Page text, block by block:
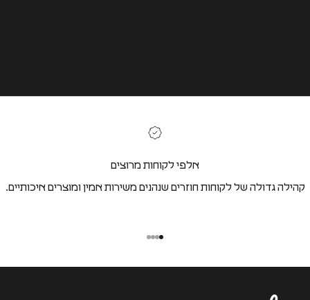
אלפי לקוחות מרוצים
קהילה גדולה של לקוחות חוזרים שנהנים משירות אמין ומוצרים איכותיים.